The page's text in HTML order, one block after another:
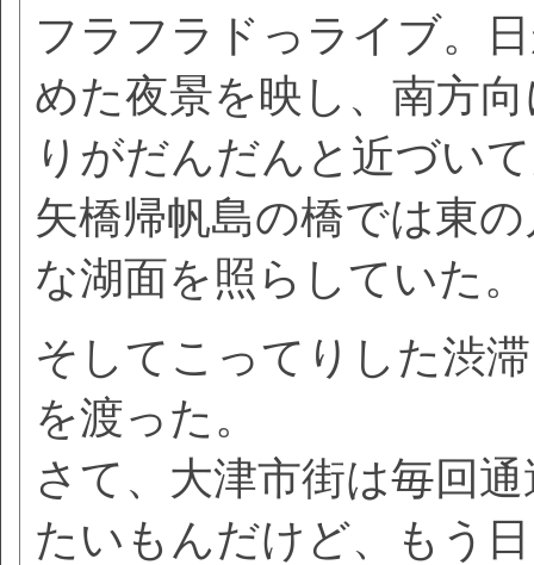
フラフラドっライブ。
めた夜景を映し、南方
りがだんだんと近づい
矢橋帰帆島の橋では東
な湖面を照らしていた。
そしてこってりした渋
を渡った。
さて、大津市街は毎回
たいもんだけど、もう